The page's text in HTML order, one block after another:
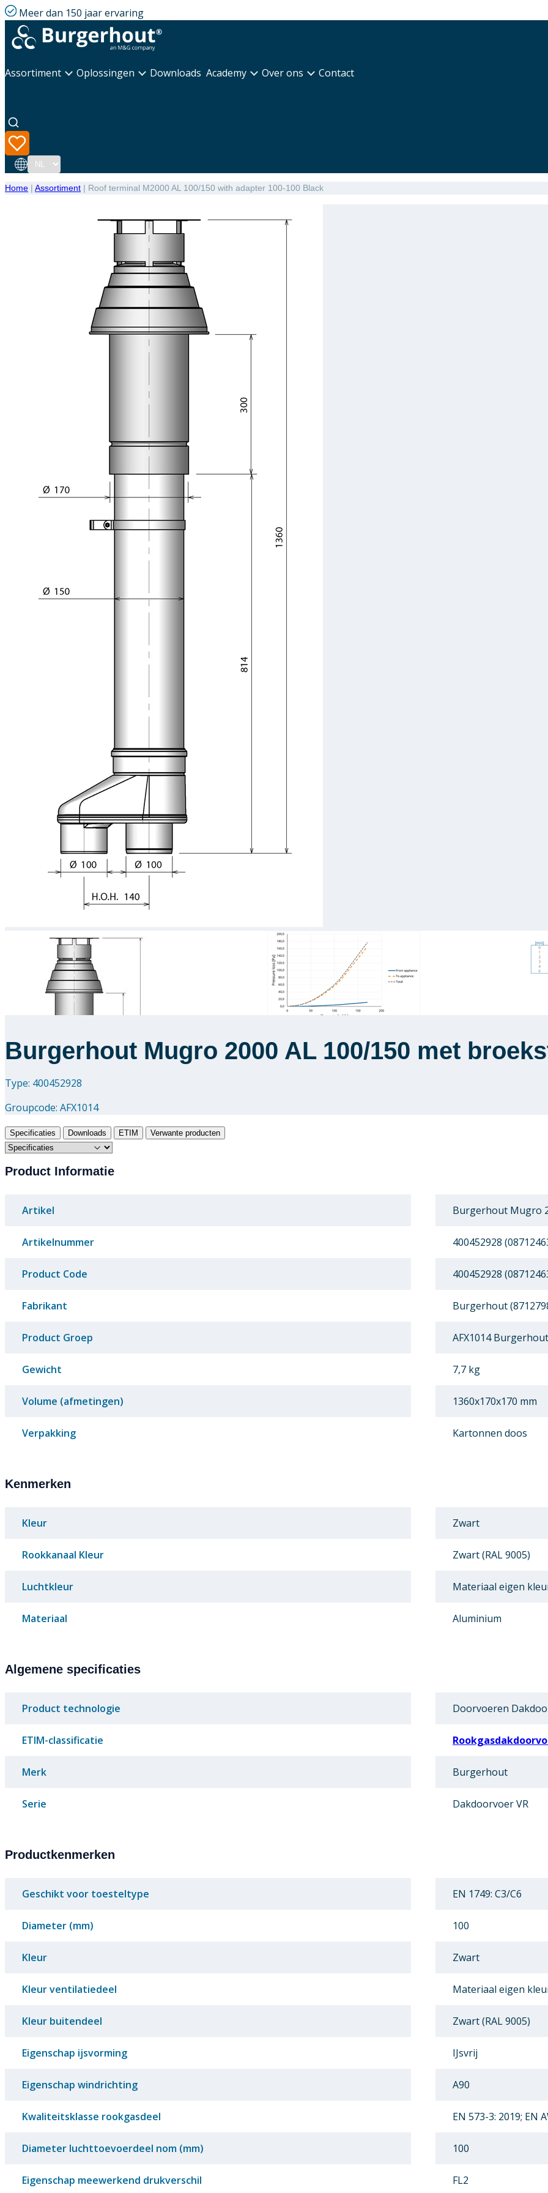
Meer dan 150 jaar ervaring
Assortiment Oplossingen Downloads Academy Over ons Contact
Taal
Home | Assortiment | Roof terminal M2000 AL 100/150 with adapter 100-100 Black
Burgerhout Mugro 2000 AL 100/150 met
Type: 400452928
Groupcode: AFX1014
Specificaties Downloads ETIM Verwante producten
Product Informatie
Artikel Burgerhout Mugro
Artikelnummer 400452928
Product Code 400452928
Fabrikant Burgerhout
Product Groep AFX1014
Gewicht 7,7 kg
Volume (afmetingen) 1360x170x170 mm
Verpakking Kartonnen doos
Kenmerken
Kleur Zwart
Rookkanaal Kleur Zwart (RAL 9005)
Luchtkleur Materiaal eigen
Materiaal Aluminium
Algemene specificaties
Product technologie Doorvoeren
ETIM-classificatie
Merk Burgerhout
Serie Dakdoorvoer VR
Productkenmerken
Geschikt voor toesteltype EN 1749: C3/C6
Diameter (mm) 100
Kleur Zwart
Kleur ventilatiedeel Materiaal eigen
Kleur buitendeel Zwart (RAL 9005)
Eigenschap ijsvorming IJsvrij
Eigenschap windrichting A90
Kwaliteitsklasse rookgasdeel EN 573-3: 2019; EN
Diameter luchttoevoerdeel nom (mm) 100
Eigenschap meewerkend drukverschil FL2